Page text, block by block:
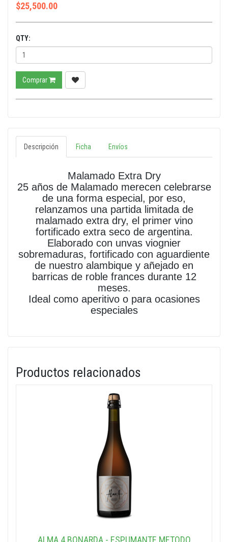
$25,500.00
QTY:
Comprar
Descripción Ficha Envíos
Malamado Extra Dry
25 años de Malamado merecen celebrarse
de una forma especial, por eso,
relanzamos una partida limitada de
malamado extra dry, el primer vino
fortificado extra seco de argentina.
Elaborado con unvas viognier
sobremaduras, fortificado con aguardiente
de nuestro alambique y añejado en
barricas de roble frances durante 12
meses.
Ideal como aperitivo o para ocasiones
especiales
Productos relacionados
ALMA 4 BONARDA - ESPUMANTE METODO